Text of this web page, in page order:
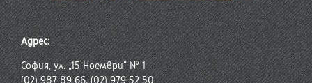
Адрес:
София, ул. „15 Ноември“ № 1
(02) 987 89 66, (02) 979 52 50